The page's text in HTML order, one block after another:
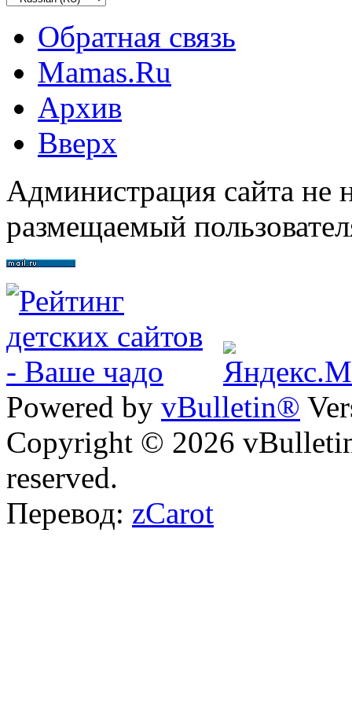
Обратная связь
Mamas.Ru
Архив
Вверх
Администрация сайта не
размещаемый
Powered by vBulletin®
Copyright © 2026
reserved.
Перевод: zCarot